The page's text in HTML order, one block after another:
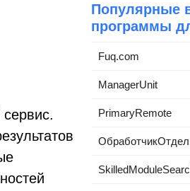
Популярные
программы
Fuq.com
ManagerUnit
PrimaryRemote
ОбработчикОтдел